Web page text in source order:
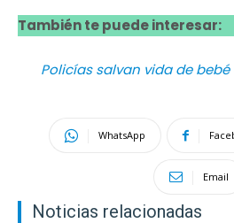
También te puede interesar:
Policías salvan vida de
WhatsApp
Email
Noticias relacionadas